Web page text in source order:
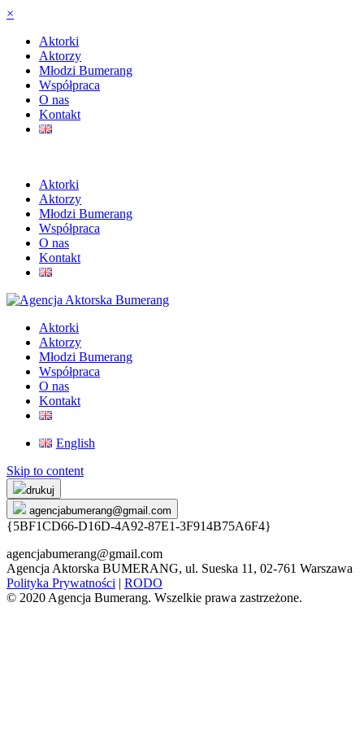
×
Aktorki
Aktorzy
Młodzi Bumerang
Współpraca
O nas
Kontakt
Aktorki
Aktorzy
Młodzi Bumerang
Współpraca
O nas
Kontakt
Aktorki
Aktorzy
Młodzi Bumerang
Współpraca
O nas
Kontakt
English
Skip to content
drukuj
agencjabumerang@gmail.com
{5BF1CD66-D16D-4A92-87E1-3F914B75A6F4}
agencjabumerang@gmail.com
Agencja Aktorska BUMERANG, ul. Sueska 11, 02-761 Warszawa
Polityka Prywatności | RODO
© 2020 Agencja Bumerang. Wszelkie prawa zastrzeżone.